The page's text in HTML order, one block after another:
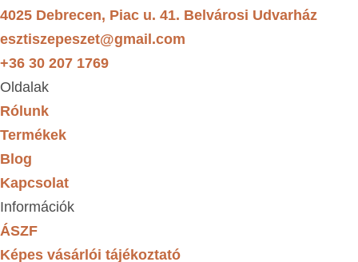
4025 Debrecen, Piac u. 41. Belvárosi Udvarház
esztiszepeszet@gmail.com
+36 30 207 1769
Oldalak
Rólunk
Termékek
Blog
Kapcsolat
Információk
ÁSZF
Képes vásárlói tájékoztató